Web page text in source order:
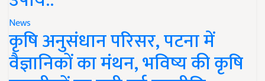
News
कृषि अनुसंधान परिसर, पटना में
वैज्ञानिकों का मंथन, भविष्य की कृषि